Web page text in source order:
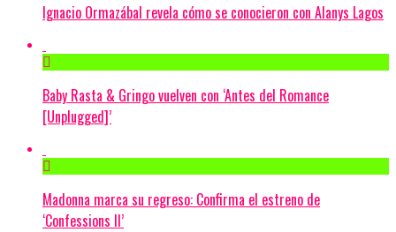
Ignacio Ormazábal revela cómo se conocieron con Alanys Lagos
Baby Rasta & Gringo vuelven con ‘Antes del Romance
[Unplugged]’
Madonna marca su regreso: Confirma el estreno de
‘Confessions II’